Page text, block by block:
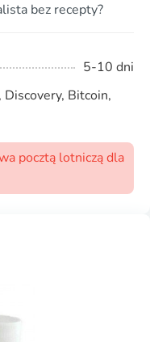
bez recepty?
5-10 dni
Bitcoin,
pocztą lotniczą dla